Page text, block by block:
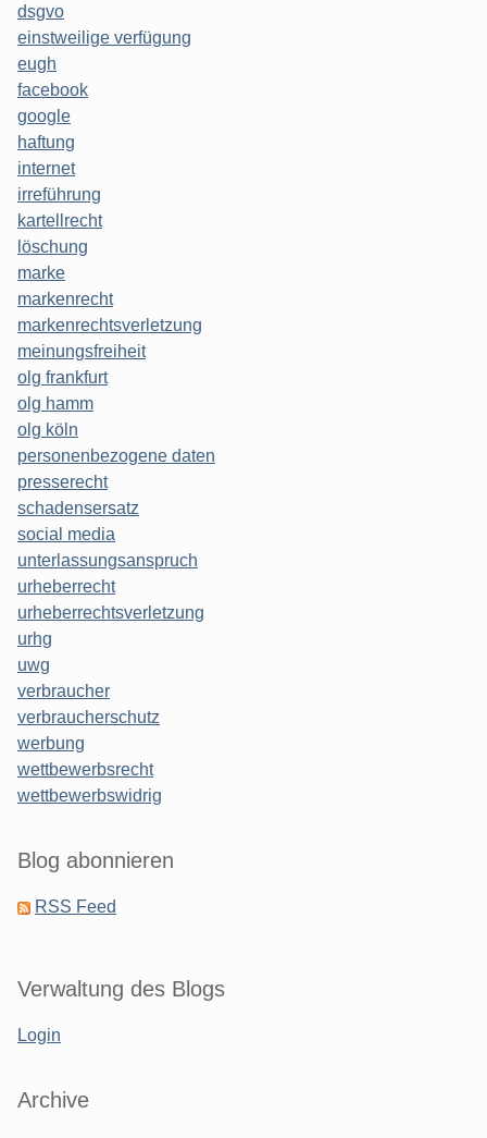
dsgvo
einstweilige verfügung
eugh
facebook
google
haftung
internet
irreführung
kartellrecht
löschung
marke
markenrecht
markenrechtsverletzung
meinungsfreiheit
olg frankfurt
olg hamm
olg köln
personenbezogene daten
presserecht
schadensersatz
social media
unterlassungsanspruch
urheberrecht
urheberrechtsverletzung
urhg
uwg
verbraucher
verbraucherschutz
werbung
wettbewerbsrecht
wettbewerbswidrig
Blog abonnieren
RSS Feed
Verwaltung des Blogs
Login
Archive